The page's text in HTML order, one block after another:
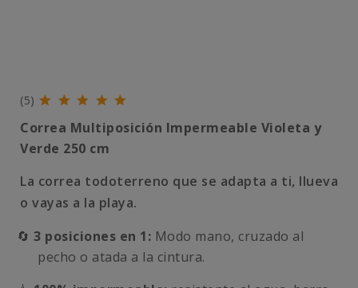
(5)
Correa Multiposición Impermeable Violeta y
Verde 250 cm
La correa todoterreno que se adapta a ti, llueva
o vayas a la playa.
🔄 3 posiciones en 1: Modo mano, cruzado al
pecho o atada a la cintura.